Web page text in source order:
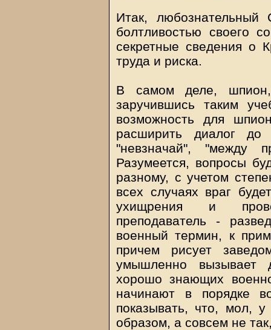
Итак, любознательный
болтливостью своего
секретные сведения о
труда и риска.
В самом деле, шпион,
заручившись таким
возможность для
расширить диалог до
"невзначай", "между
Разумеется, вопросы
разному, с учетом
всех случаях враг
ухищрения и
преподаватель -
военный термин, к
причем рисует
умышленно вызывает
хорошо знающих
начинают в порядке
показывать, что, мол,
образом, а совсем не